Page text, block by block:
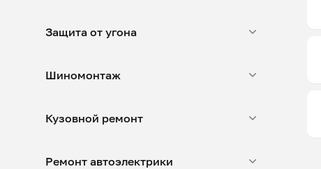
Защита от угона
Шиномонтаж
Кузовной ремонт
Ремонт автоэлектрики